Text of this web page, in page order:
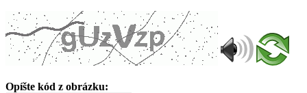
Opíšte kód z obrázku: